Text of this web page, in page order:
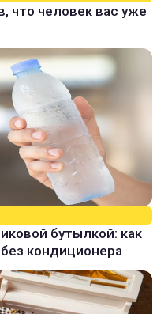
что человек вас уже
бутылкой: как
кондиционера